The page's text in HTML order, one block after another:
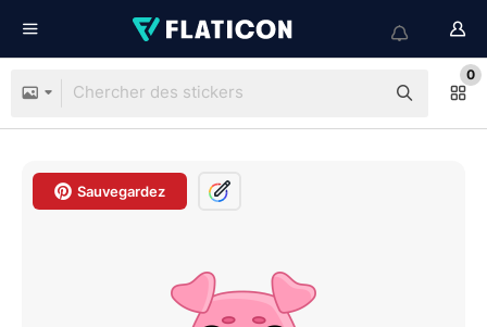
0
Sauvegardez